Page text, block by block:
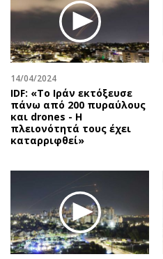
14/04/2024
IDF: «Το Ιράν εκτόξευσε
πάνω από 200 πυραύλους
και drones - Η
πλειονότητά τους έχει
καταρριφθεί»